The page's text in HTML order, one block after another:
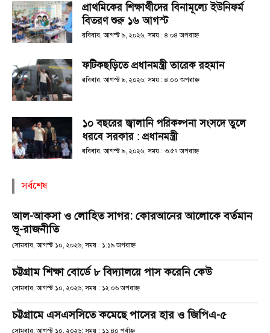
প্রাথমিকের শিক্ষার্থীদের বিনামূল্যে ইউনিফর্ম
বিতরণ শুরু ১৬ আগস্ট
রবিবার, আগস্ট ৯, ২০২৬; সময় : ৪:০৪ অপরাহ্ণ
ফটিকছড়িতে প্রধানমন্ত্রী তারেক রহমান
রবিবার, আগস্ট ৯, ২০২৬; সময় : ৪:০০ অপরাহ্ণ
১০ বছরের জ্বালানি পরিকল্পনা সংসদে তুলে
ধরবে সরকার : প্রধানমন্ত্রী
রবিবার, আগস্ট ৯, ২০২৬; সময় : ৩:৫৭ অপরাহ্ণ
সর্বশেষ
আল-আকসা ও লোহিত সাগর: কোরআনের আলোকে বর্তমান
ভূ-রাজনীতি
সোমবার, আগস্ট ১০, ২০২৬; সময় : ১:১৯ অপরাহ্ণ
চট্টগ্রাম শিক্ষা বোর্ডে ৮ বিদ্যালয়ে পাস করেনি কেউ
সোমবার, আগস্ট ১০, ২০২৬; সময় : ১২:০৬ অপরাহ্ণ
চট্টগ্রামে এসএসসিতে কমেছে পাসের হার ও জিপিএ-৫
সোমবার, আগস্ট ১০, ২০২৬; সময় : ১১:৪০ পূর্বাহ্ণ